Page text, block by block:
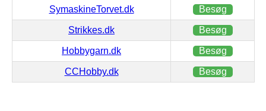
SymaskineTorvet.dk Besøg
Strikkes.dk Besøg
Hobbygarn.dk Besøg
CCHobby.dk Besøg